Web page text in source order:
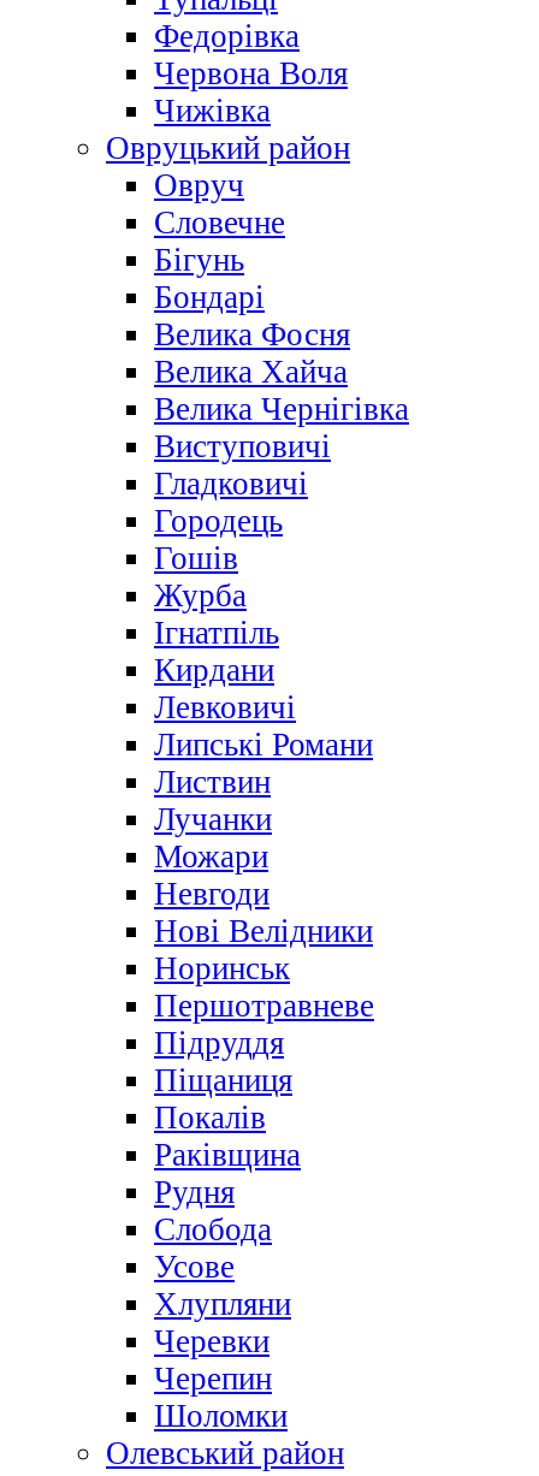
Федорівка
Червона Воля
Чижівка
Овруцький район
Овруч
Словечне
Бігунь
Бондарі
Велика Фосня
Велика Хайча
Велика Чернігівка
Виступовичі
Гладковичі
Городець
Гошів
Журба
Ігнатпіль
Кирдани
Левковичі
Липські Романи
Листвин
Лучанки
Можари
Невгоди
Нові Велідники
Норинськ
Першотравневе
Підруддя
Піщаниця
Покалів
Раківщина
Рудня
Слобода
Усове
Хлупляни
Черевки
Черепин
Шоломки
Олевський район